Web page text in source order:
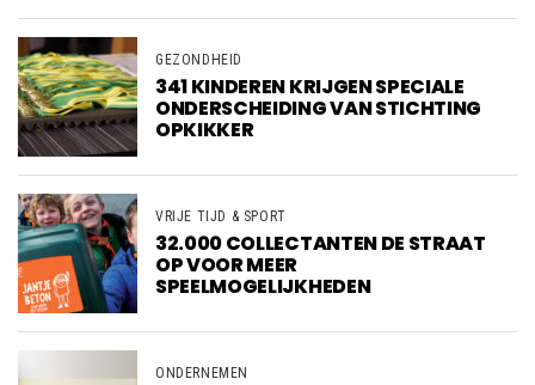
GEZONDHEID
341 KINDEREN KRIJGEN SPECIALE
ONDERSCHEIDING VAN STICHTING
OPKIKKER
VRIJE TIJD & SPORT
32.000 COLLECTANTEN DE STRAAT
OP VOOR MEER
SPEELMOGELIJKHEDEN
ONDERNEMEN